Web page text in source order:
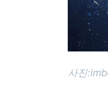
사진